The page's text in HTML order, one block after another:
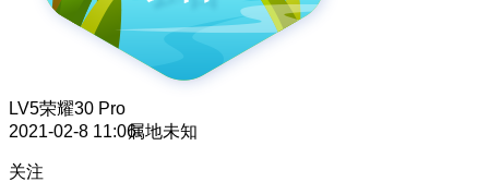
LV5荣耀30 Pro
2021-02-8 11:06属地未知
关注